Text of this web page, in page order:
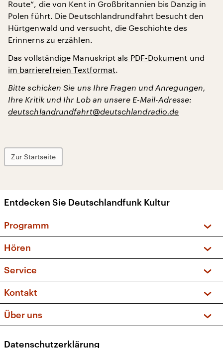
Route“, die von Kent in Großbritannien bis Danzig in
Polen führt. Die Deutschlandrundfahrt besucht den
Hürtgenwald und versucht, die Geschichte des
Erinnerns zu erzählen.
Das vollständige Manuskriptals PDF-Dokument und
im barrierefreien Textformat.
Bitte schicken Sie uns Ihre Fragen und Anregungen,
Ihre Kritik und Ihr Lob an unsere E-Mail-Adresse:
deutschlandrundfahrt@deutschlandradio.de
Zur Startseite
Entdecken Sie Deutschlandfunk Kultur
Programm
Sendungen und Podcasts
Musikliste
Kakadu – Das Kinderprogramm
Hören
Frequenzen (UKW + DAB+)
Service
FAQ
Apps
Newsletter
Kontakt
Social Media
Über uns
Datenschutzerklärung